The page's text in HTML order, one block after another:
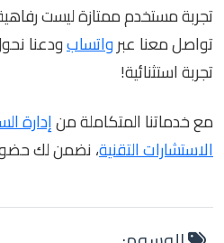
تجربة مستخدم ممتازة ليست
تواصل معنا عبرواتسابودعنا
تجربة استثنائية!
مع خدماتنا المتكاملة منإدارة
الاستشارات التقنية، نضمن لك